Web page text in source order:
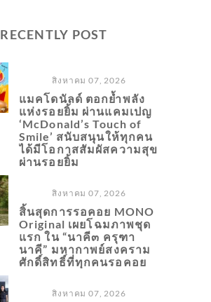
RECENTLY POST
สิงหาคม 07, 2026
แมคโดนัลด์ ตอกย้ำพลัง
แห่งรอยยิ้ม ผ่านแคมเปญ
‘McDonald’s Touch of
Smile’ สนับสนุนให้ทุกคน
ได้มีโอกาสสัมผัสความสุข
ผ่านรอยยิ้ม
สิงหาคม 07, 2026
สิ้นสุดการรอคอย MONO
Original เผยโฉมภาพชุด
แรก ใน “นาคี๓ ครุฑา
นาคี” มหากาพย์สงคราม
ศักดิ์สิทธิ์ที่ทุกคนรอคอย
สิงหาคม 07, 2026